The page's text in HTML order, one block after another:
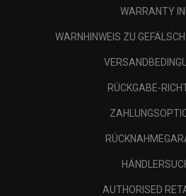
WARRANTY
WARNHINWEIS ZU
RÜCKGABE-
AUTHORISED